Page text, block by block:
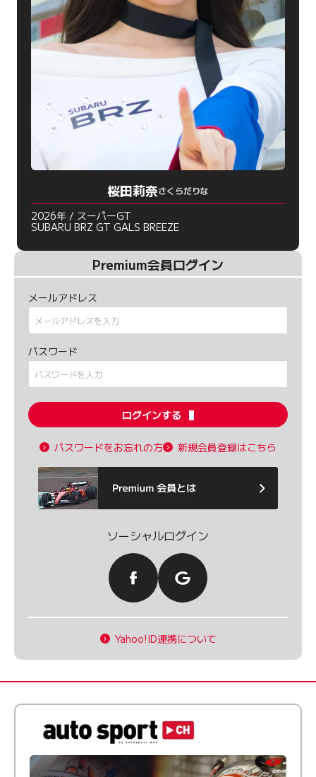
桜田莉奈さくらだりな
2026年 / スーパーGT
SUBARU BRZ GT GALS BREEZE
Premium会員ログイン
メールアドレス
パスワード
ログインする
パスワードをお忘れの方 新規会員登録はこちら
ソーシャルログイン
Yahoo!ID連携について